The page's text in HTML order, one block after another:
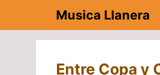
contenido
Musica Llanera
Entre Copa y